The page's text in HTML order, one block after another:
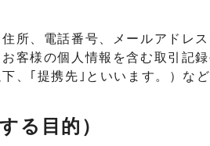
所、電話番号、メールアドレ
客様の個人情報を含む取引記
、｢提携先｣といいます。）な
る目的）